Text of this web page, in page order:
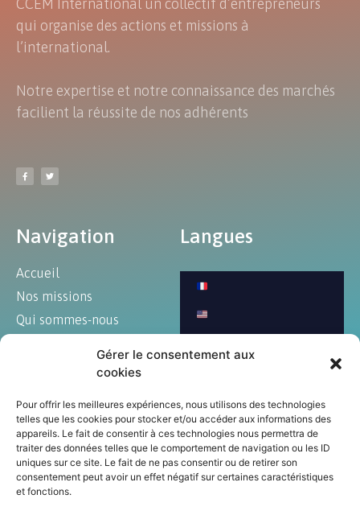
Gérer le consentement aux
cookies
Pour offrir les meilleures expériences, nous utilisons des technologies
telles que les cookies pour stocker et/ou accéder aux informations des
appareils. Le fait de consentir à ces technologies nous permettra de
traiter des données telles que le comportement de navigation ou les ID
uniques sur ce site. Le fait de ne pas consentir ou de retirer son
consentement peut avoir un effet négatif sur certaines caractéristiques
et fonctions.
CCEM International un collectif d’entrepreneurs
qui organise des actions et missions à
l’international.
Notre expertise et notre connaissance des marchés
facilient la réussite de nos adhérents
Navigation
Accueil
Nos missions
Qui sommes-nous
Contact
Langues